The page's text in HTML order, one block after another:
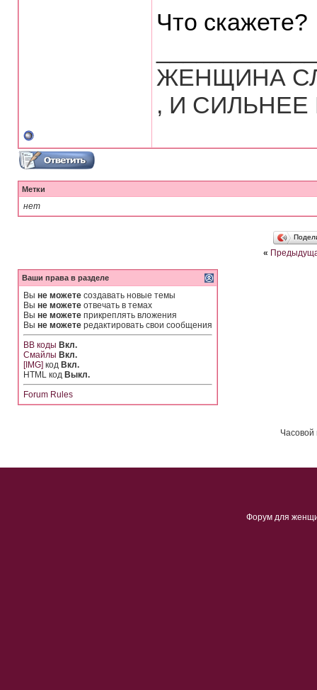
Что скажете?
ЖЕНЩИНА
, И
Метки
нет
«
Ваши права в разделе
Вы не можете создавать новые темы
Вы не можете отвечать в темах
Вы не можете прикреплять вложения
Вы не можете редактировать свои сообщения
BB коды Вкл.
Смайлы Вкл.
[IMG] код Вкл.
HTML код Выкл.
Forum Rules
Часовой
Форум для